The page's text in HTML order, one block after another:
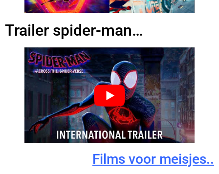
Trailer spider-man…
Films voor meisjes..